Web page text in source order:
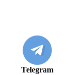
Telegram